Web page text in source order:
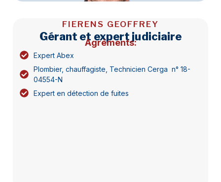
FIERENS GEOFFREY
Gérant et expert judiciaire
Agréments:
Expert Abex
Plombier, chauffagiste, Technicien Cerga n° 18-
04554-N
Expert en détection de fuites